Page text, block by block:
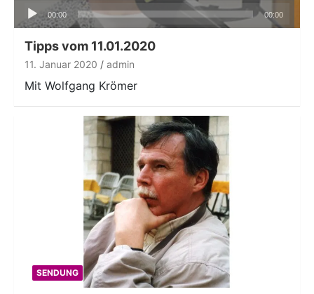
Audio-
Player
00:00 00:00
Tipps vom 11.01.2020
11. Januar 2020 admin
Mit Wolfgang Krömer
SENDUNG